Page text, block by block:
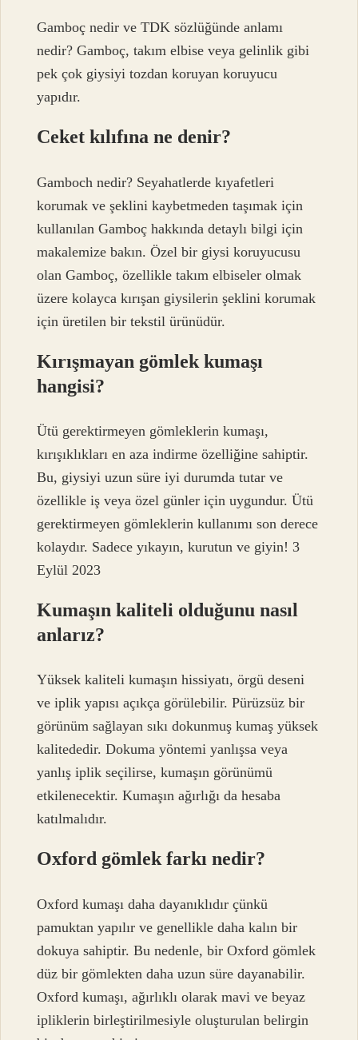
Gamboç nedir ve TDK sözlüğünde anlamı
nedir? Gamboç, takım elbise veya gelinlik gibi
pek çok giysiyi tozdan koruyan koruyucu
yapıdır.
Ceket kılıfına ne denir?
Gamboch nedir? Seyahatlerde kıyafetleri
korumak ve şeklini kaybetmeden taşımak için
kullanılan Gamboç hakkında detaylı bilgi için
makalemize bakın. Özel bir giysi koruyucusu
olan Gamboç, özellikle takım elbiseler olmak
üzere kolayca kırışan giysilerin şeklini korumak
için üretilen bir tekstil ürünüdür.
Kırışmayan gömlek kumaşı
hangisi?
Ütü gerektirmeyen gömleklerin kumaşı,
kırışıklıkları en aza indirme özelliğine sahiptir.
Bu, giysiyi uzun süre iyi durumda tutar ve
özellikle iş veya özel günler için uygundur. Ütü
gerektirmeyen gömleklerin kullanımı son derece
kolaydır. Sadece yıkayın, kurutun ve giyin! 3
Eylül 2023
Kumaşın kaliteli olduğunu nasıl
anlarız?
Yüksek kaliteli kumaşın hissiyatı, örgü deseni
ve iplik yapısı açıkça görülebilir. Pürüzsüz bir
görünüm sağlayan sıkı dokunmuş kumaş yüksek
kalitededir. Dokuma yöntemi yanlışsa veya
yanlış iplik seçilirse, kumaşın görünümü
etkilenecektir. Kumaşın ağırlığı da hesaba
katılmalıdır.
Oxford gömlek farkı nedir?
Oxford kumaşı daha dayanıklıdır çünkü
pamuktan yapılır ve genellikle daha kalın bir
dokuya sahiptir. Bu nedenle, bir Oxford gömlek
düz bir gömlekten daha uzun süre dayanabilir.
Oxford kumaşı, ağırlıklı olarak mavi ve beyaz
ipliklerin birleştirilmesiyle oluşturulan belirgin